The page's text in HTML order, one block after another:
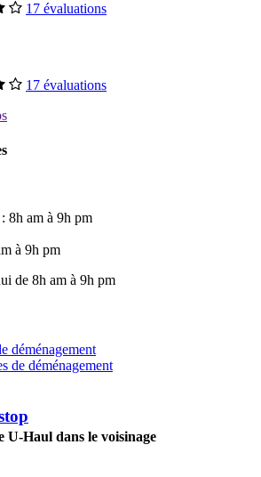
17 évaluations
17 évaluations
8h am à 9h pm
à 9h pm
de 8h am à 9h pm
déménagement
de déménagement
U-Haul dans le voisinage